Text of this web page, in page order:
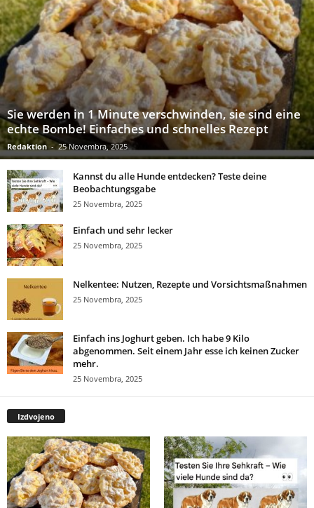
Sie werden in 1 Minute verschwinden, sie sind eine
echte Bombe! Einfaches und schnelles Rezept
Redaktion - 25 Novembra, 2025
Kannst du alle Hunde entdecken? Teste deine
Beobachtungsgabe
25 Novembra, 2025
Einfach und sehr lecker
25 Novembra, 2025
Nelkentee: Nutzen, Rezepte und Vorsichtsmaßnahmen
25 Novembra, 2025
Einfach ins Joghurt geben. Ich habe 9 Kilo
abgenommen. Seit einem Jahr esse ich keinen Zucker
mehr.
25 Novembra, 2025
Izdvojeno